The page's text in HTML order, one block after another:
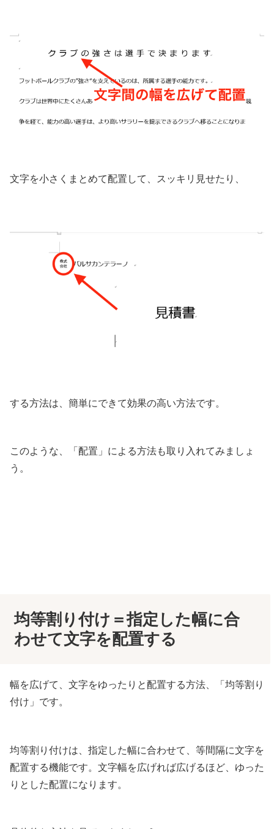
文字を小さくまとめて配置して、スッキリ見せたり、
する方法は、簡単にできて効果の高い方法です。
このような、「配置」による方法も取り入れてみましょ
う。
均等割り付け＝指定した幅に合
わせて文字を配置する
幅を広げて、文字をゆったりと配置する方法、「均等割り
付け」です。
均等割り付けは、指定した幅に合わせて、等間隔に文字を
配置する機能です。文字幅を広げれば広げるほど、ゆった
りとした配置になります。